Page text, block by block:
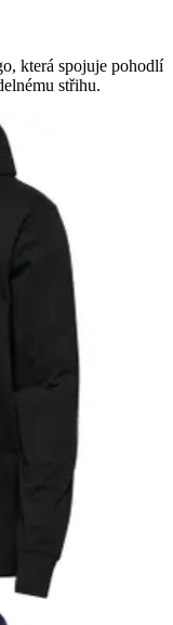
která spojuje pohodlí
střihu.